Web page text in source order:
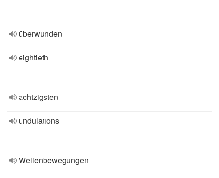
überwunden
eightieth
achtzigsten
undulations
Wellenbewegungen